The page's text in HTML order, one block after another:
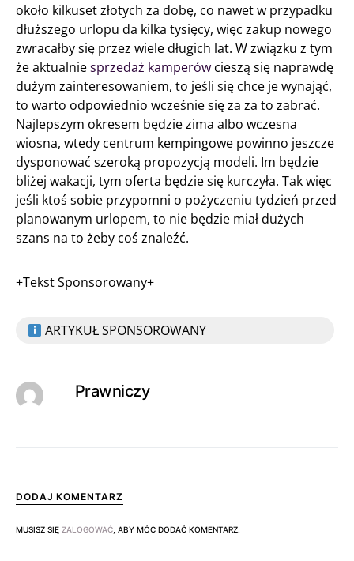
około kilkuset złotych za dobę, co nawet w przypadku
dłuższego urlopu da kilka tysięcy, więc zakup nowego
zwracałby się przez wiele długich lat. W związku z tym
że aktualniesprzedaż kamperów cieszą się naprawdę
dużym zainteresowaniem, to jeśli się chce je wynająć,
to warto odpowiednio wcześnie się za za to zabrać.
Najlepszym okresem będzie zima albo wczesna
wiosna, wtedy centrum kempingowe powinno jeszcze
dysponować szeroką propozycją modeli. Im będzie
bliżej wakacji, tym oferta będzie się kurczyła. Tak więc
jeśli ktoś sobie przypomni o pożyczeniu tydzień przed
planowanym urlopem, to nie będzie miał dużych
szans na to żeby coś znaleźć.
+Tekst Sponsorowany+
ARTYKUŁ SPONSOROWANY
Prawniczy
DODAJ KOMENTARZ
MUSISZ SIĘ ZALOGOWAĆ , ABY MÓC DODAĆ KOMENTARZ.